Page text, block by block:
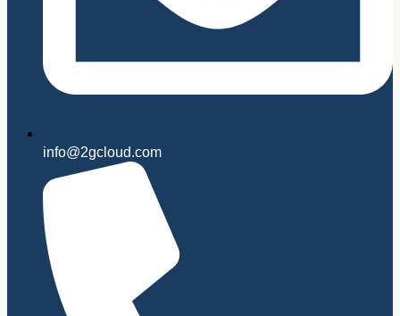
info@2gcloud.com